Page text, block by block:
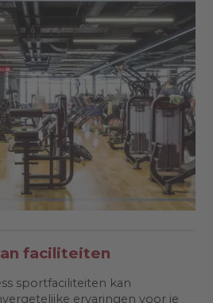
faciliteiten
sportfaciliteiten kan
ervaringen voor je